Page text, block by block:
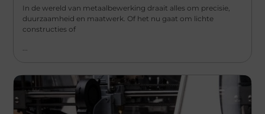
In de wereld van metaalbewerking draait alles om precisie,
duurzaamheid en maatwerk. Of het nu gaat om lichte
constructies of
...